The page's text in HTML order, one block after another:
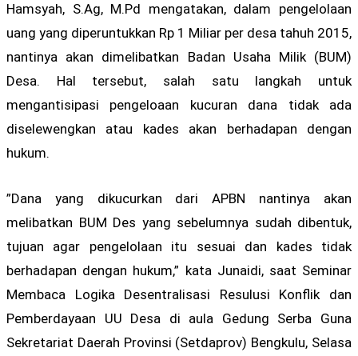
Hamsyah, S.Ag, M.Pd mengatakan, dalam pengelolaan
uang yang diperuntukkan Rp 1 Miliar per desa tahuh 2015,
nantinya akan dimelibatkan Badan Usaha Milik (BUM)
Desa. Hal tersebut, salah satu langkah untuk
mengantisipasi pengeloaan kucuran dana tidak ada
diselewengkan atau kades akan berhadapan dengan
hukum.
”Dana yang dikucurkan dari APBN nantinya akan
melibatkan BUM Des yang sebelumnya sudah dibentuk,
tujuan agar pengelolaan itu sesuai dan kades tidak
berhadapan dengan hukum,” kata Junaidi, saat Seminar
Membaca Logika Desentralisasi Resulusi Konflik dan
Pemberdayaan UU Desa di aula Gedung Serba Guna
Sekretariat Daerah Provinsi (Setdaprov) Bengkulu, Selasa